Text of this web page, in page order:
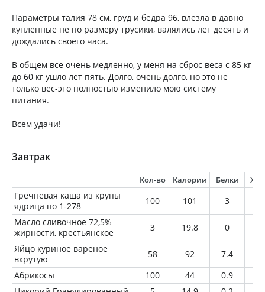
Параметры талия 78 см, груд и бедра 96, влезла в давно
купленные не по размеру трусики, валялись лет десять и
дождались своего часа.
В общем все очень медленно, у меня на сброс веса с 85 кг
до 60 кг ушло лет пять. Долго, очень долго, но это не
только вес-это полностью изменило мою систему
питания.
Всем удачи!
Завтрак
Кол-во Калории Белки
Гречневая каша из крупы
ядрица по 1-278
100 101 3
Масло сливочное 72,5%
жирности, крестьянское
3 19.8 0
Яйцо куриное вареное
вкрутую
58 92 7.4
Абрикосы
100 44 0.9